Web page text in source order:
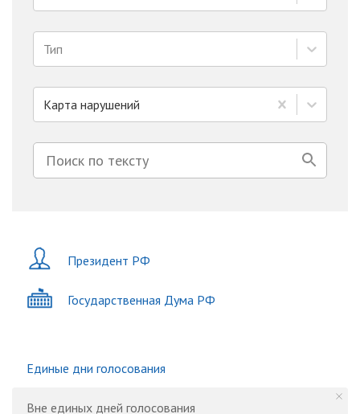
Тип
Карта нарушений
Президент РФ
Государственная Дума РФ
Единые дни голосования
Вне единых дней голосования